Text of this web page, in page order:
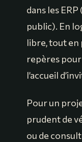
dans les
public). En
libre, tout en
repères
l’accueil
Pour un
prudent de
ou de